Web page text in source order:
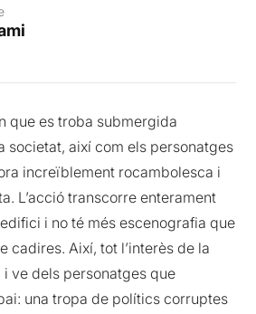
que es troba submergida
societat, així com els personatges
increïblement rocambolesca i
L’acció transcorre enterament
i no té més escenografia que
cadires. Així, tot l’interès de la
ve dels personatges que
una tropa de polítics corruptes